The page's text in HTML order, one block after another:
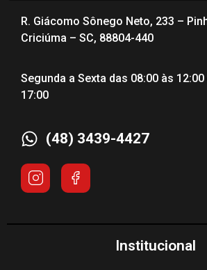
R. Giácomo Sônego Neto, 233 –
Criciúma – SC, 88804-440
Segunda a Sexta das 08:00 às
17:00
(48) 3439-4427
Institucional